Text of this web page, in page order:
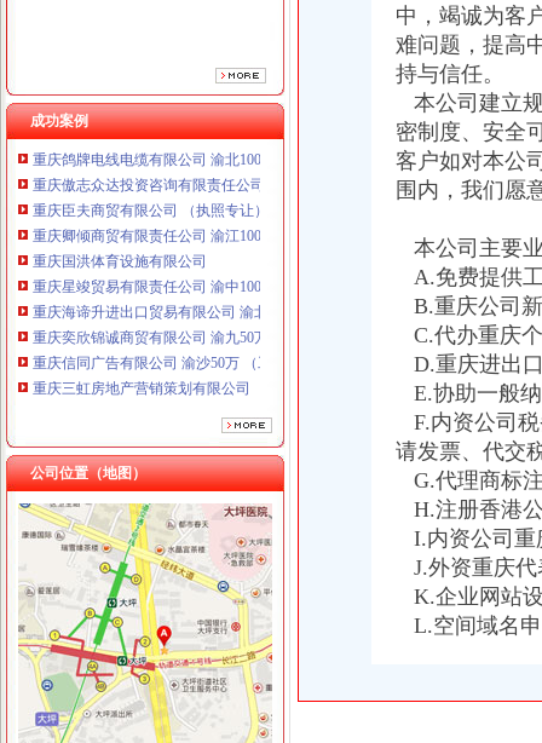
成功案例
重庆鸽牌电线电缆有限公司 渝北10010万 (进出口权)
重庆傲志众达投资咨询有限责任公司 渝九1000万 （增资）
重庆臣夫商贸有限公司 （执照专让）
重庆卿倾商贸有限责任公司 渝江100万 （工商注册）
重庆国洪体育设施有限公司
重庆星竣贸易有限责任公司 渝中100万 （进出口权）
重庆海谛升进出口贸易有限公司 渝北100万 （进出口权）
重庆奕欣锦诚商贸有限公司 渝九50万 （工商注册）
重庆信同广告有限公司 渝沙50万 （工商注册）
重庆三虹房地产营销策划有限公司
重庆宝鹰汽车销售有限公司
重庆鸽牌电线电缆有限公司 渝北10010万 (进出口权)
重庆傲志众达投资咨询有限责任公司 渝九1000万 （增资）
重庆臣夫商贸有限公司 （执照专让）
重庆卿倾商贸有限责任公司 渝江100万 （工商注册）
重庆国洪体育设施有限公司
重庆星竣贸易有限责任公司 渝中100万 （进出口权）
重庆海谛升进出口贸易有限公司 渝北100万 （进出口权）
重庆奕欣锦诚商贸有限公司 渝九50万 （工商注册）
重庆信同广告有限公司 渝沙50万 （工商注册）
重庆三虹房地产营销策划有限公司
重庆宝鹰汽车销售有限公司
公司位置（地图）
一般纳税人申报表
海北一般纳税人申请代理,海北一般纳税人申请程序,海北一般纳税
广州市一般纳税人可“一键申报”增值税--陕西频道--人民网
一般纳税人申报表填写及关键点说明
2016新《增值税纳税申报表（一般纳税人适用）》及其附列资料
2016年营改增后一般纳税人申报表（样表）
一般纳税人申请书
增值税新版一般纳税人申报表填写热点问题_中华会计网校_税务网校
增值税一般纳税人申请书怎么写？_百度知道
中，竭诚为客
难问题，提高
持与信任。
本公司建立
密制度、安全
客户如对本公
围内，我们愿
本公司主要
A.免费提供
B.重庆公司
C.代办重庆
D.重庆进出
E.协助一般
F.内资公司
请发票、代交
G.代理商标
H.注册香港
I.内资公司重
J.外资重庆代
K.企业网站
L.空间域名